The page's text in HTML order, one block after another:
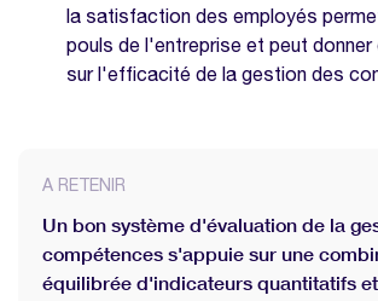
la satisfaction des employés
pouls de l'entreprise et peut
sur l'efficacité de la gestion des
A RETENIR
Un bon système d'évaluation de la
compétences s'appuie sur une
équilibrée d'indicateurs quantitatifs